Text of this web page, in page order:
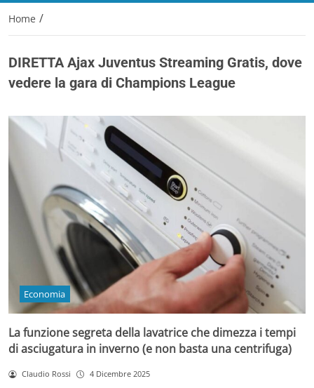
Home /
DIRETTA Ajax Juventus Streaming Gratis, dove
vedere la gara di Champions League
Economia
La funzione segreta della lavatrice che dimezza i tempi
di asciugatura in inverno (e non basta una centrifuga)
Claudio Rossi 4 Dicembre 2025